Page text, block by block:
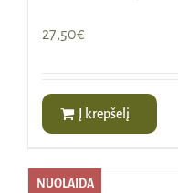
27,50€
Į krepšelį
NUOLAIDA